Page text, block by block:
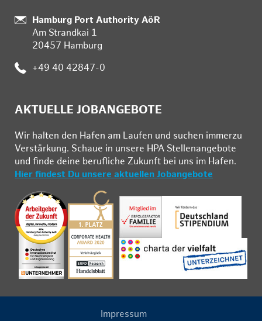
Standort:
Hamburg Port Authority AöR
Am Strandkai 1
20457 Hamburg
Telefon:
+49 40 42847-0
AKTUELLE JOBANGEBOTE
Wir hal­ten den Ha­fen am Lau­fen und su­chen im­mer­zu
Ver­stär­kung. Schau­e in un­se­re HPA Stel­len­an­ge­bo­te
und fin­de deine be­ruf­li­che Zu­kunft bei uns im Ha­fen.
Hier findest Du unsere aktuellen Jobangebote
Impressum